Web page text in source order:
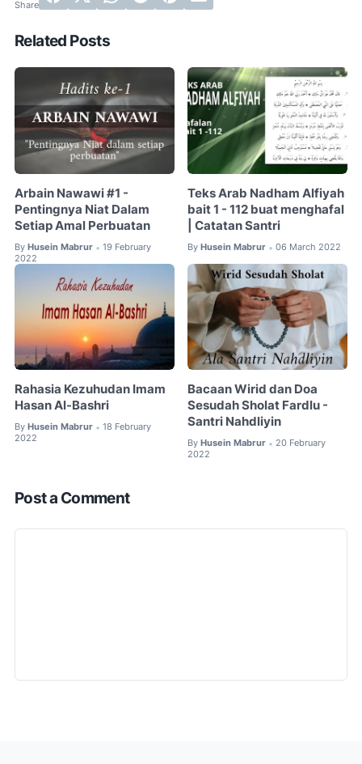
Related Posts
Arbain Nawawi #1 -
Pentingnya Niat Dalam
Setiap Amal Perbuatan
By Husein Mabrur • 19 February
2022
Teks Arab Nadham Alfiyah
bait 1 - 112 buat menghafal
| Catatan Santri
By Husein Mabrur • 06 March 2022
Rahasia Kezuhudan Imam
Hasan Al-Bashri
By Husein Mabrur • 18 February
2022
Bacaan Wirid dan Doa
Sesudah Sholat Fardlu -
Santri Nahdliyin
By Husein Mabrur • 20 February
2022
Post a Comment